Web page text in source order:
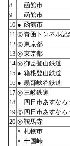
8
函館市
9
函館市
10 ● 函館市
11 ◎ 青函トンネル記
12 ◎ 東京都
13 ◎ 東京都
14 ◎ 御岳登山鉄道
15 ● 箱根登山鉄道
16 ● 黒部峡谷鉄道
17 ◎ 三岐鉄道
18
四日市あすなろ
19 ◎ 四日市あすなろ
20 ◎ 鞍馬寺
× 札幌市
× 十国峠